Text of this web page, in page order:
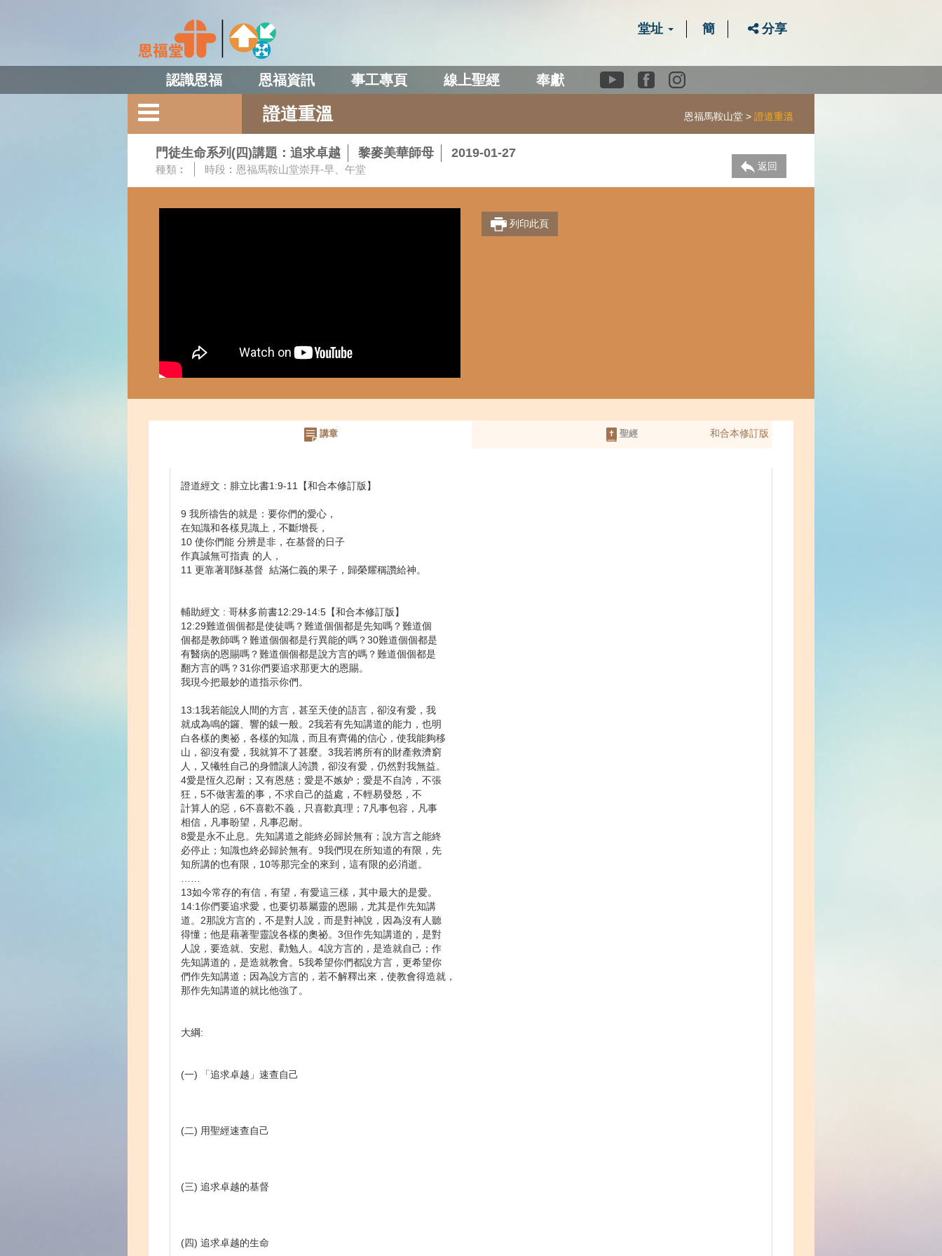
堂址 簡 分享
認識恩福 恩福資訊 事工專頁 線上聖經 奉獻
YoutubeFacebook
證道重溫 恩福馬鞍山堂 證道重溫
返回
門徒生命系列(四)講題：追求卓越 黎麥美華師母 2019-01-27
種類︰ 時段︰ 恩福馬鞍山堂崇拜-早、午堂
列印此頁
講章 聖經 和合本修訂版
證道經文：腓立比書1:9-11【和合本修訂版】
9 我所禱告的就是：要你們的愛心，
在知識和各樣見識上，不斷增長，
10 使你們能 分辨是非，在基督的日子
作真誠無可指責 的人，
11 更靠著耶穌基督 結滿仁義的果子，歸榮耀稱讚給神。
輔助經文 : 哥林多前書12:29-14:5【和合本修訂版】
12:29難道個個都是使徒嗎？難道個個都是先知嗎？難道個
個都是教師嗎？難道個個都是行異能的嗎？30難道個個都是
有醫病的恩賜嗎？難道個個都是說方言的嗎？難道個個都是
翻方言的嗎？31你們要追求那更大的恩賜。
我現今把最妙的道指示你們。
13:1我若能說人間的方言，甚至天使的語言，卻沒有愛，我
就成為鳴的鑼、響的鈸一般。2我若有先知講道的能力，也明
白各樣的奧祕，各樣的知識，而且有齊備的信心，使我能夠移
山，卻沒有愛，我就算不了甚麼。3我若將所有的財產救濟窮
人，又犧牲自己的身體讓人誇讚，卻沒有愛，仍然對我無益。
4愛是恆久忍耐；又有恩慈；愛是不嫉妒；愛是不自誇，不張
狂，5不做害羞的事，不求自己的益處，不輕易發怒，不
計算人的惡，6不喜歡不義，只喜歡真理；7凡事包容，凡事
相信，凡事盼望，凡事忍耐。
8愛是永不止息。先知講道之能終必歸於無有；說方言之能終
必停止；知識也終必歸於無有。9我們現在所知道的有限，先
知所講的也有限，10等那完全的來到，這有限的必消逝。
13如今常存的有信，有望，有愛這三樣，其中最大的是愛。
14:1你們要追求愛，也要切慕屬靈的恩賜，尤其是作先知講
道。2那說方言的，不是對人說，而是對神說，因為沒有人聽
得懂；他是藉著聖靈說各樣的奧祕。3但作先知講道的，是對
人說，要造就、安慰、勸勉人。4說方言的，是造就自己；作
先知講道的，是造就教會。5我希望你們都說方言，更希望你
們作先知講道；因為說方言的，若不解釋出來，使教會得造就，
那作先知講道的就比他強了。
大綱:
(一) 「追求卓越」速查自己
(二) 用聖經速查自己
(三) 追求卓越的基督
(四) 追求卓越的生命